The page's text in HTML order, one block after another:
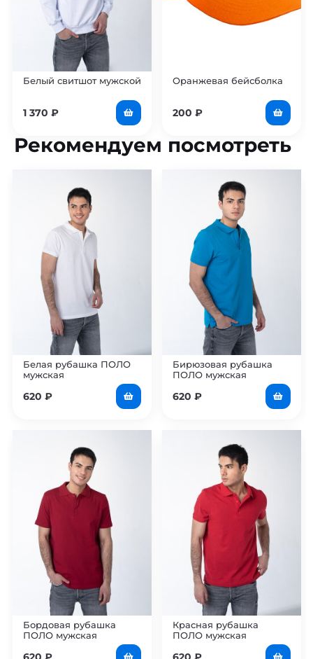
Белый свитшот мужской
1 370 ₽
Оранжевая бейсболка
200 ₽
Рекомендуем посмотреть
Белая рубашка ПОЛО
мужская
620 ₽
Бирюзовая рубашка
ПОЛО мужская
620 ₽
Бордовая рубашка
ПОЛО мужская
Красная рубашка
ПОЛО мужская